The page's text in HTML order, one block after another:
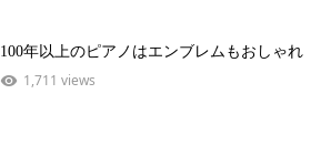
100年以上のピアノはエンブレムもおしゃれ
1,711 views